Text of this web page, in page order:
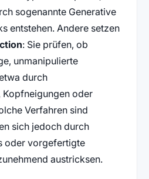
sogenannte Generative
entstehen. Andere setzen
: Sie prüfen, ob
unmanipulierte
durch
Kopfneigungen oder
Verfahren sind
sich jedoch durch
oder vorgefertigte
austricksen.